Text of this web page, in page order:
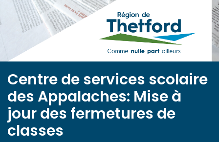
Centre de services scolaire
des Appalaches: Mise à
jour des fermetures de
classes